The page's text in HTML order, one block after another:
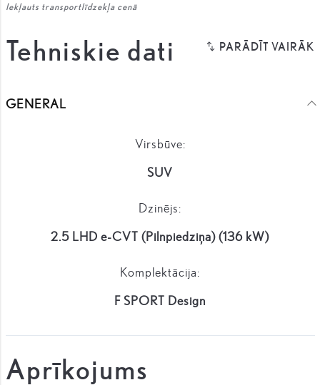
Iekļauts transportlīdzekļa cenā
Tehniskie dati
GENERAL
Virsbūve:
SUV
Dzinējs:
2.5 LHD e-CVT (Pilnpiedziņa) (136 kW)
Komplektācija:
F SPORT Design
Aprīkojums